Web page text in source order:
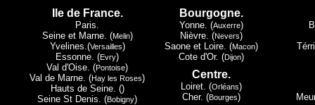
Ile de France.
Paris.
Seine et Marne. (Melin)
Yvelines.(Versailles)
Essonne. (Evry)
Val d'Oise. (Pontoise)
Val de Marne. (Hay les Roses)
Hauts de Seine. ()
Seine St Denis. (Bobigny)
Bourgogne.
Yonne. (Auxerre)
Nièvre. (Nevers)
Saone et Loire. (Macon)
Cote d'Or. (Dijon)
Centre.
Loiret. (Orléans)
Cher. (Bourges)
Tous les trois ont leur spécificité, Druyes les Belles
de Paris, Exermont lui dans les Ardennes c'est la
Luxembourg, mais c'est à Claudon et seulement à
Must du Must le touché d'eau.
Nous espérons vous avoir donné envie de regarder
donc peut-être pour un avenir proche, vous avoir